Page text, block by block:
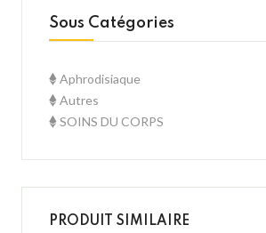
Sous Catégories
Aphrodisiaque
Autres
SOINS DU CORPS
PRODUIT SIMILAIRE